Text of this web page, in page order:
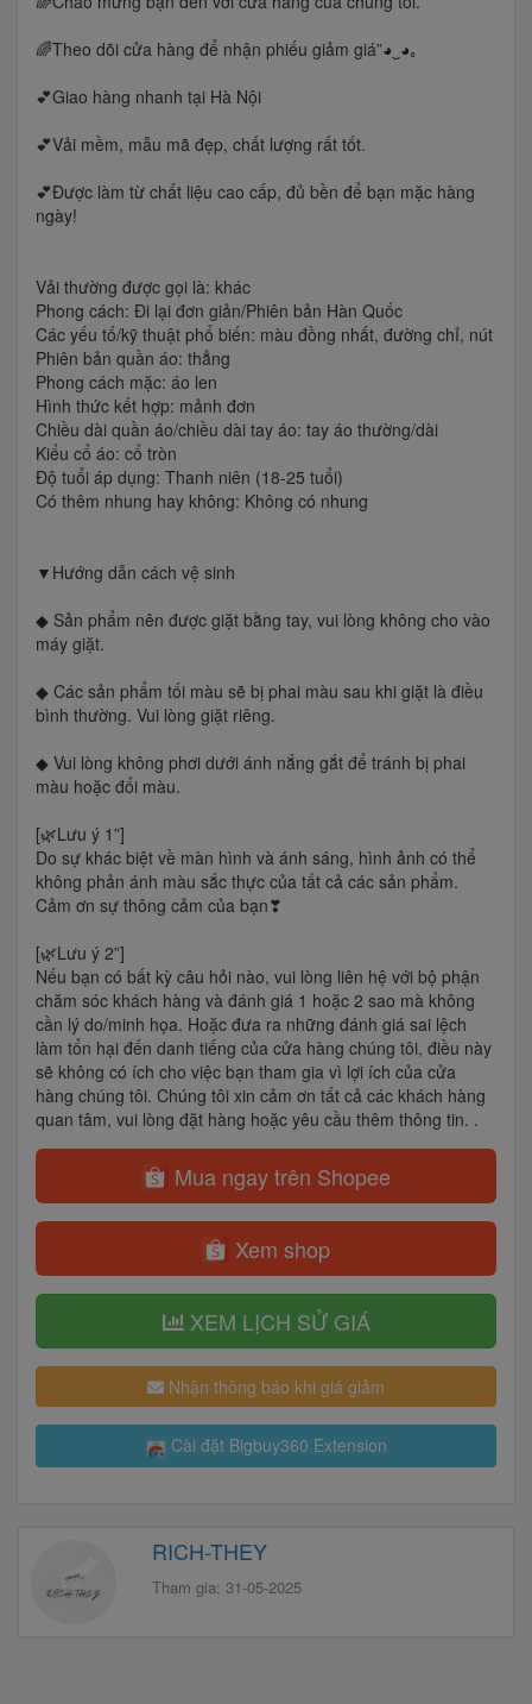
🌈Theo dõi cửa hàng để nhận phiếu giảm giá”◕‿◕｡
💕Giao hàng nhanh tại Hà Nội
💕Vải mềm, mẫu mã đẹp, chất lượng rất tốt.
💕Được làm từ chất liệu cao cấp, đủ bền để bạn mặc hàng
ngày!
Vải thường được gọi là: khác
Phong cách: Đi lại đơn giản/Phiên bản Hàn Quốc
Các yếu tố/kỹ thuật phổ biến: màu đồng nhất, đường chỉ, nút
Phiên bản quần áo: thẳng
Phong cách mặc: áo len
Hình thức kết hợp: mảnh đơn
Chiều dài quần áo/chiều dài tay áo: tay áo thường/dài
Kiểu cổ áo: cổ tròn
Độ tuổi áp dụng: Thanh niên (18-25 tuổi)
Có thêm nhung hay không: Không có nhung
▼Hướng dẫn cách vệ sinh
◆ Sản phẩm nên được giặt bằng tay, vui lòng không cho vào
máy giặt.
◆ Các sản phẩm tối màu sẽ bị phai màu sau khi giặt là điều
bình thường. Vui lòng giặt riêng.
◆ Vui lòng không phơi dưới ánh nắng gắt để tránh bị phai
màu hoặc đổi màu.
[🌿Lưu ý 1”]
Do sự khác biệt về màn hình và ánh sáng, hình ảnh có thể
không phản ánh màu sắc thực của tất cả các sản phẩm.
Cảm ơn sự thông cảm của bạn❣
[🌿Lưu ý 2”]
Nếu bạn có bất kỳ câu hỏi nào, vui lòng liên hệ với bộ phận
chăm sóc khách hàng và đánh giá 1 hoặc 2 sao mà không
cần lý do/minh họa. Hoặc đưa ra những đánh giá sai lệch
làm tổn hại đến danh tiếng của cửa hàng chúng tôi, điều này
sẽ không có ích cho việc bạn tham gia vì lợi ích của cửa
hàng chúng tôi. Chúng tôi xin cảm ơn tất cả các khách hàng
quan tâm, vui lòng đặt hàng hoặc yêu cầu thêm thông tin. .
Mua ngay trên Shopee
Xem shop
XEM LỊCH SỬ GIÁ
Nhận thông báo khi giá giảm
Cài đặt Bigbuy360 Extension
RICH-THEY
Tham gia: 31-05-2025